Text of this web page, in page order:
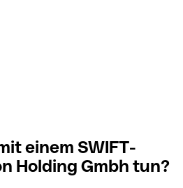
einem SWIFT-
Holding Gmbh tun?